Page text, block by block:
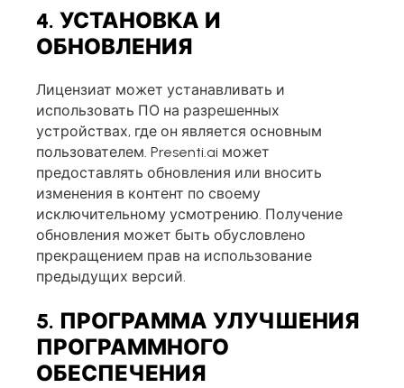
4. УСТАНОВКА И
ОБНОВЛЕНИЯ
Лицензиат может устанавливать и
использовать ПО на разрешенных
устройствах, где он является основным
пользователем. Presenti.ai может
предоставлять обновления или вносить
изменения в контент по своему
исключительному усмотрению. Получение
обновления может быть обусловлено
прекращением прав на использование
предыдущих версий.
5. ПРОГРАММА УЛУЧШЕНИЯ
ПРОГРАММНОГО
ОБЕСПЕЧЕНИЯ